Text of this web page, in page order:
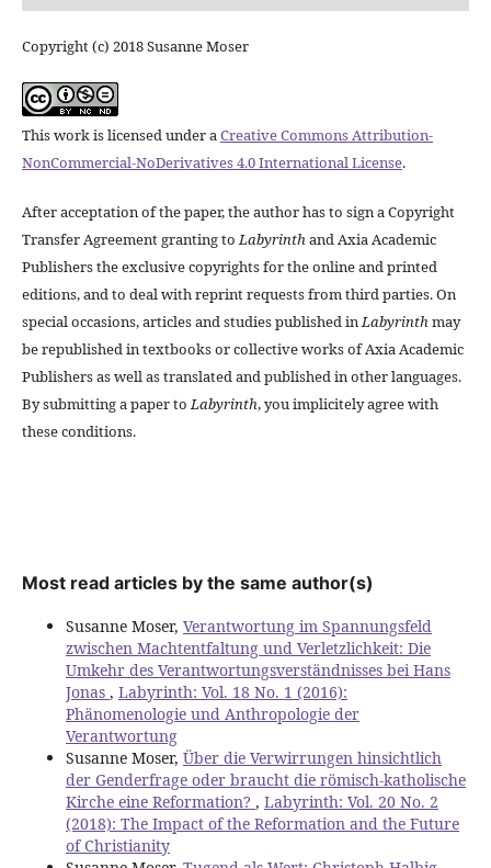
Copyright (c) 2018 Susanne Moser
This work is licensed under aCreative Commons Attribution-
NonCommercial-NoDerivatives 4.0 International License.
After acceptation of the paper, the author has to sign a Copyright
Transfer Agreement granting toLabyrinthand Axia Academic
Publishers the exclusive copyrights for the online and printed
editions, and to deal with reprint requests from third parties. On
special occasions, articles and studies published inLabyrinthmay
be republished in textbooks or collective works of Axia Academic
Publishers as well as translated and published in other languages.
By submitting a paper toLabyrinth, you implicitely agree with
these conditions.
Most read articles by the same author(s)
Susanne Moser, Verantwortung im Spannungsfeld
zwischen Machtentfaltung und Verletzlichkeit: Die
Umkehr des Verantwortungsverständnisses bei Hans
Jonas , Labyrinth: Vol. 18 No. 1 (2016):
Phänomenologie und Anthropologie der
Verantwortung
Susanne Moser, Über die Verwirrungen hinsichtlich
der Genderfrage oder braucht die römisch-katholische
Kirche eine Reformation? , Labyrinth: Vol. 20 No. 2
(2018): The Impact of the Reformation and the Future
of Christianity